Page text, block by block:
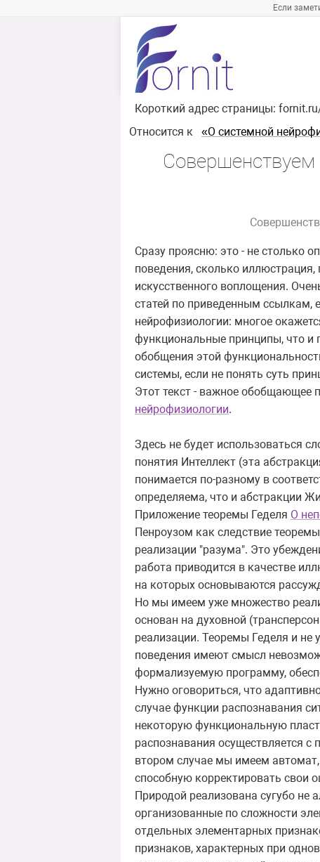
Если
Короткий адрес страницы:
Относится к «О системной
Сразу проясню: это - не столько
поведения, сколько
искусственного воплощения.
статей по приведенным ссылкам,
нейрофизиологии: многое
функциональные принципы, что и
обобщения этой
системы, если не понять суть
Этот текст - важное обобщающее
нейрофизиологии.
Здесь не будет использоваться
понятия Интеллект (эта
понимается по-разному в
определяема, что и абстракции
Приложение теоремы Геделя О
Пенроузом как следствие
реализации "разума". Это
работа приводится в качестве
на которых основываются
Но мы имеем уже множество
основан на духовной
реализации. Теоремы Геделя и не
поведения имеют смысл
формализуемую программу,
Нужно оговориться, что
случае функции распознавания
некоторую функциональную
распознавания осуществляется
втором случае мы имеем
способную корректировать свои
Природой реализована сугубо не
организованные по сложности
отдельных элементарных
признаков, характерных при